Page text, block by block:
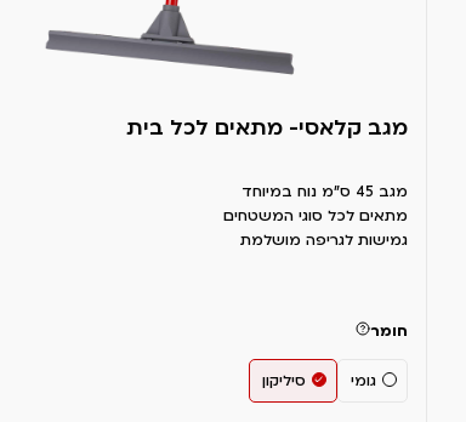
מגב קלאסי- מתאים לכל בית
מגב 45 ס”מ נוח במיוחד
מתאים לכל סוגי המשטחים
גמישות לגריפה מושלמת
חומר
גומי סיליקון